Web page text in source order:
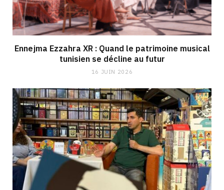
Ennejma Ezzahra XR : Quand le patrimoine musical
tunisien se décline au futur
16 JUIN 2026